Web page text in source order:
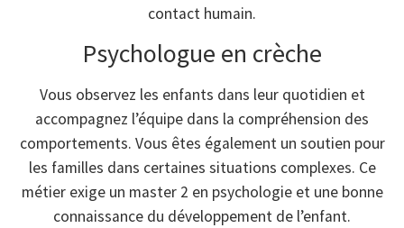
contact humain.
Psychologue en crèche
Vous observez les enfants dans leur quotidien et
accompagnez l’équipe dans la compréhension des
comportements. Vous êtes également un soutien pour
les familles dans certaines situations complexes. Ce
métier exige un master 2 en psychologie et une bonne
connaissance du développement de l’enfant.